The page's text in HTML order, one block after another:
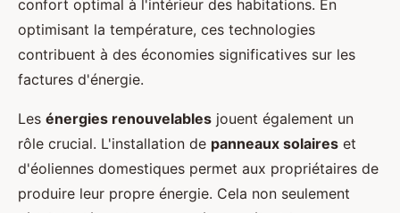
confort optimal à l'intérieur des habitations. En
optimisant la température, ces technologies
contribuent à des économies significatives sur les
factures d'énergie.
Les énergies renouvelables jouent également un
rôle crucial. L'installation de panneaux solaires et
d'éoliennes domestiques permet aux propriétaires de
produire leur propre énergie. Cela non seulement